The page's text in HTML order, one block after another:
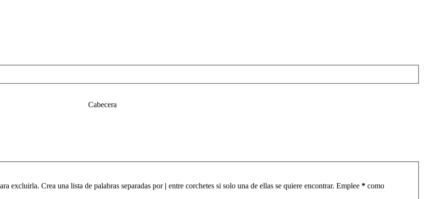
excluirla. Crea una lista de palabras separadas por | entre corchetes si solo una de ellas se quiere encontrar. Emplee * como